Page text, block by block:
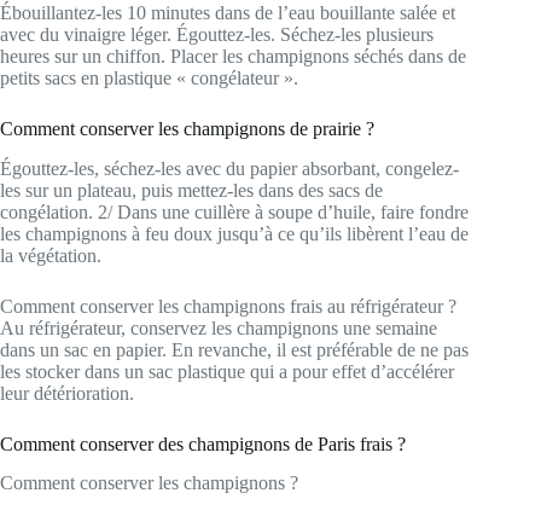
Ébouillantez-les 10 minutes dans de l’eau bouillante salée et
avec du vinaigre léger. Égouttez-les. Séchez-les plusieurs
heures sur un chiffon. Placer les champignons séchés dans de
petits sacs en plastique « congélateur ».
Comment conserver les champignons de prairie ?
Égouttez-les, séchez-les avec du papier absorbant, congelez-
les sur un plateau, puis mettez-les dans des sacs de
congélation. 2/ Dans une cuillère à soupe d’huile, faire fondre
les champignons à feu doux jusqu’à ce qu’ils libèrent l’eau de
la végétation.
Comment conserver les champignons frais au réfrigérateur ?
Au réfrigérateur, conservez les champignons une semaine
dans un sac en papier. En revanche, il est préférable de ne pas
les stocker dans un sac plastique qui a pour effet d’accélérer
leur détérioration.
Comment conserver des champignons de Paris frais ?
Comment conserver les champignons ?